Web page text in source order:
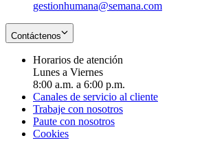
gestionhumana@semana.com
Contáctenos
Horarios de atención
Lunes a Viernes
8:00 a.m. a 6:00 p.m.
Canales de servicio al cliente
Trabaje con nosotros
Paute con nosotros
Cookies